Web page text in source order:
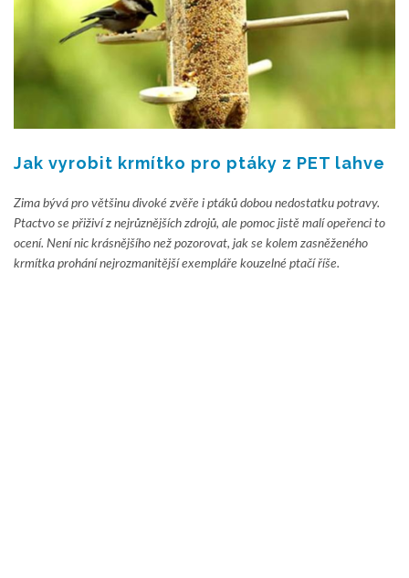
Jak vyrobit krmítko pro ptáky z PET lahve
Zima bývá pro většinu divoké zvěře i ptáků dobou nedostatku potravy.
Ptactvo se přiživí z nejrůznějších zdrojů, ale pomoc jistě malí opeřenci to
ocení. Není nic krásnějšího než pozorovat, jak se kolem zasněženého
krmítka prohání nejrozmanitější exempláře kouzelné ptačí říše.